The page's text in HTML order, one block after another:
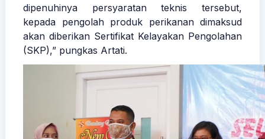
dipenuhinya persyaratan teknis tersebut,
kepada pengolah produk perikanan dimaksud
akan diberikan Sertifikat Kelayakan Pengolahan
(SKP),” pungkas Artati.